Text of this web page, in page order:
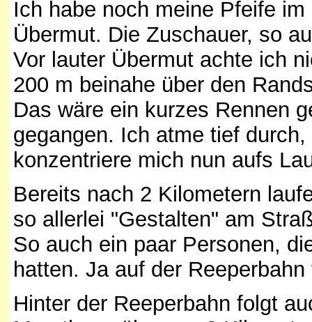
Ich habe noch meine Pfeife
Übermut. Die Zuschauer, so
Vor lauter Übermut achte ich
200 m beinahe über den
Das wäre ein kurzes Rennen
gegangen. Ich atme tief
konzentriere mich nun aufs
Bereits nach 2 Kilometern
so allerlei "Gestalten" am
So auch ein paar Personen,
hatten. Ja auf der
Hinter der Reeperbahn folgt